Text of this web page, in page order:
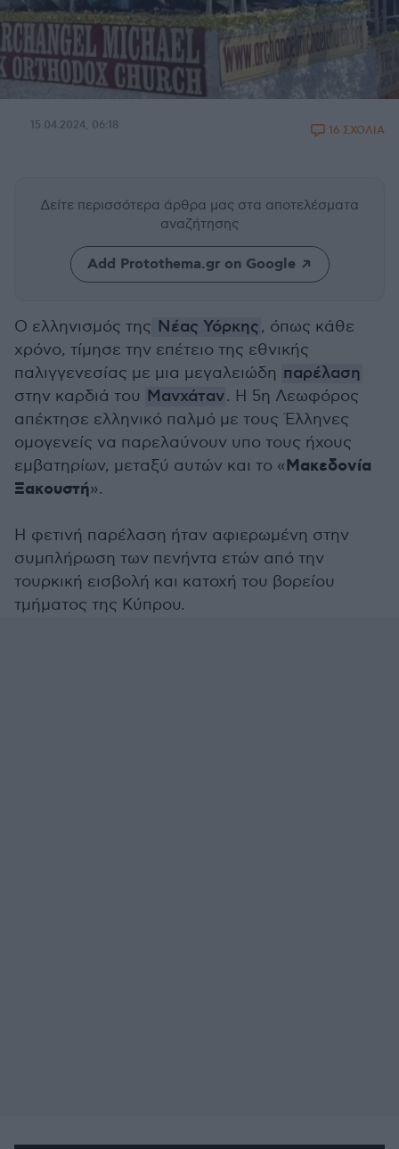
15.04.2024, 06:18 16 ΣΧΟΛΙΑ
Δείτε περισσότερα άρθρα μας στα αποτελέσματα
αναζήτησης
Add Protothema.gr on Google
Ο ελληνισμός της Νέας Υόρκης, όπως κάθε
χρόνο, τίμησε την επέτειο της εθνικής
παλιγγενεσίας με μια μεγαλειώδη παρέλαση
στην καρδιά του Μανχάταν. Η 5η Λεωφόρος
απέκτησε ελληνικό παλμό με τους Έλληνες
ομογενείς να παρελαύνουν υπο τους ήχους
εμβατηρίων, μεταξύ αυτών και το «Μακεδονία
Ξακουστή».
Η φετινή παρέλαση ήταν αφιερωμένη στην
συμπλήρωση των πενήντα ετών από την
τουρκική εισβολή και κατοχή του βορείου
τμήματος της Κύπρου.